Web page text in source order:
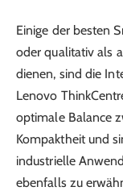
Einige der besten
oder qualitativ als
dienen, sind die
Lenovo
optimale Balance
Kompaktheit und
industrielle
ebenfalls zu